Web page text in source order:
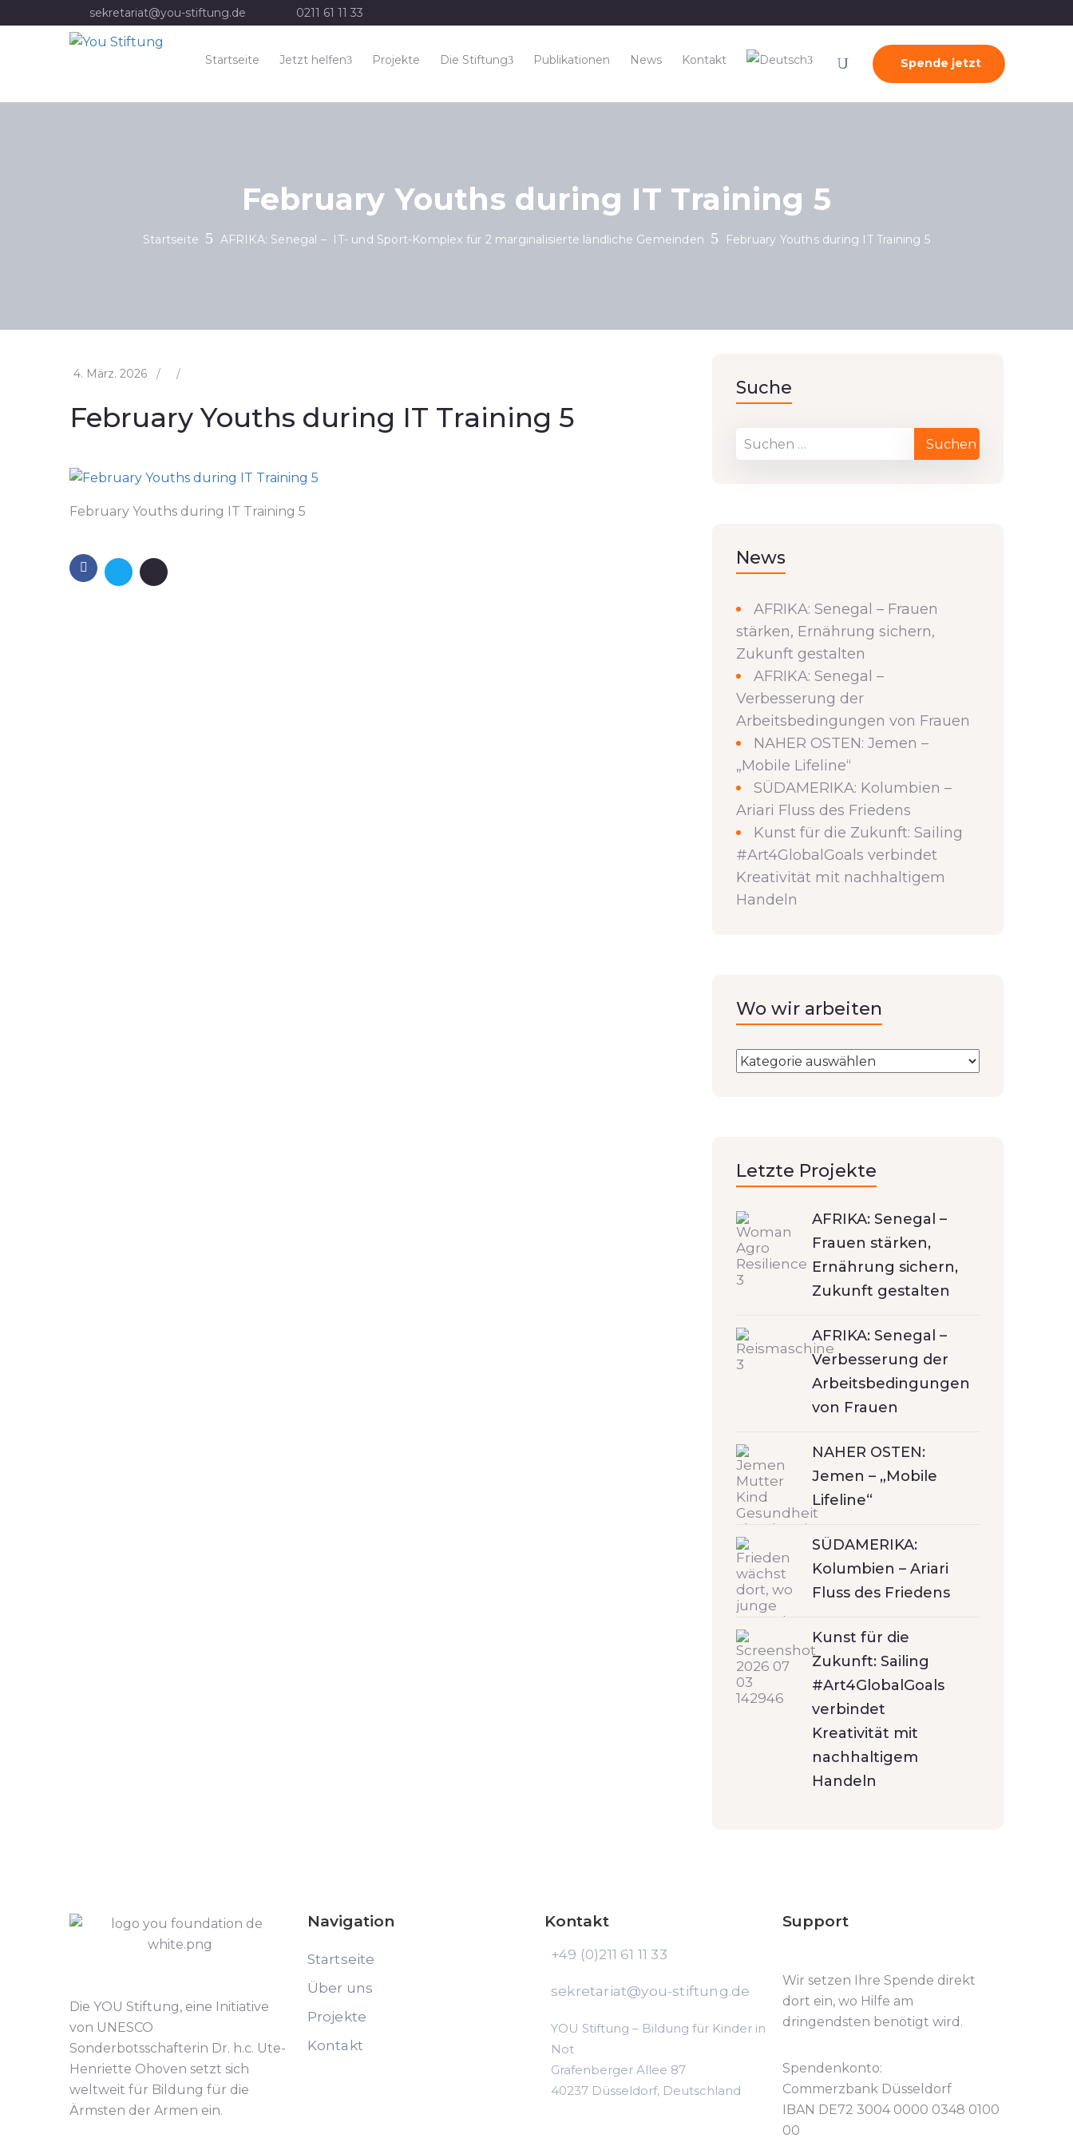
sekretariat@you-stiftung.de 0211 61 11 33
Startseite Jetzt helfen Projekte Die Stiftung Publikationen News Kontakt Spende jetzt
February Youths during IT Training 5
Startseite AFRIKA: Senegal – IT- und Sport-Komplex für 2 marginalisierte ländliche Gemeinden February Youths during IT Training 5
4. März. 2026 / /
February Youths during IT Training 5
February Youths during IT Training 5
Suche
News
AFRIKA: Senegal – Frauen
stärken, Ernährung sichern,
Zukunft gestalten
AFRIKA: Senegal –
Verbesserung der
Arbeitsbedingungen von Frauen
NAHER OSTEN: Jemen –
„Mobile Lifeline“
SÜDAMERIKA: Kolumbien –
Ariari Fluss des Friedens
Kunst für die Zukunft: Sailing
#Art4GlobalGoals verbindet
Kreativität mit nachhaltigem
Handeln
Wo wir arbeiten
Letzte Projekte
AFRIKA: Senegal –
Frauen stärken,
Ernährung sichern,
Zukunft gestalten
AFRIKA: Senegal –
Verbesserung der
Arbeitsbedingungen
von Frauen
NAHER OSTEN:
Jemen – „Mobile
Lifeline“
SÜDAMERIKA:
Kolumbien – Ariari
Fluss des Friedens
Kunst für die
Zukunft: Sailing
#Art4GlobalGoals
verbindet
Kreativität mit
nachhaltigem
Handeln
Die YOU Stiftung, eine Initiative
von UNESCO
Sonderbotsschafterin Dr. h.c. Ute-
Henriette Ohoven setzt sich
weltweit für Bildung für die
Ärmsten der Armen ein.
Navigation
Startseite
Über uns
Projekte
Kontakt
Kontakt
+49 (0)211 61 11 33
sekretariat@you-stiftung.de
YOU Stiftung – Bildung für Kinder in
Not
Grafenberger Allee 87
40237 Düsseldorf, Deutschland
Support
Wir setzen Ihre Spende direkt
dort ein, wo Hilfe am
dringendsten benötigt wird.
Spendenkonto:
Commerzbank Düsseldorf
IBAN DE72 3004 0000 0348 0100
00